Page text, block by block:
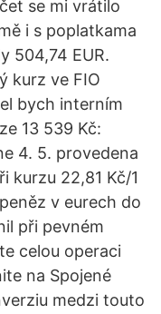
se mi vrátilo
i s poplatkama
504,74 EUR.
kurz ve FIO
bych interním
13 539 Kč:
4. 5. provedena
kurzu 22,81 Kč/1
v eurech do
při pevném
celou operaci
na Spojené
medzi touto